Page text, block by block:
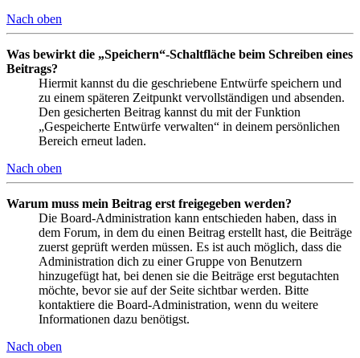
Nach oben
Was bewirkt die „Speichern“-Schaltfläche beim Schreiben eines
Beitrags?
Hiermit kannst du die geschriebene Entwürfe speichern und
zu einem späteren Zeitpunkt vervollständigen und absenden.
Den gesicherten Beitrag kannst du mit der Funktion
„Gespeicherte Entwürfe verwalten“ in deinem persönlichen
Bereich erneut laden.
Nach oben
Warum muss mein Beitrag erst freigegeben werden?
Die Board-Administration kann entschieden haben, dass in
dem Forum, in dem du einen Beitrag erstellt hast, die Beiträge
zuerst geprüft werden müssen. Es ist auch möglich, dass die
Administration dich zu einer Gruppe von Benutzern
hinzugefügt hat, bei denen sie die Beiträge erst begutachten
möchte, bevor sie auf der Seite sichtbar werden. Bitte
kontaktiere die Board-Administration, wenn du weitere
Informationen dazu benötigst.
Nach oben